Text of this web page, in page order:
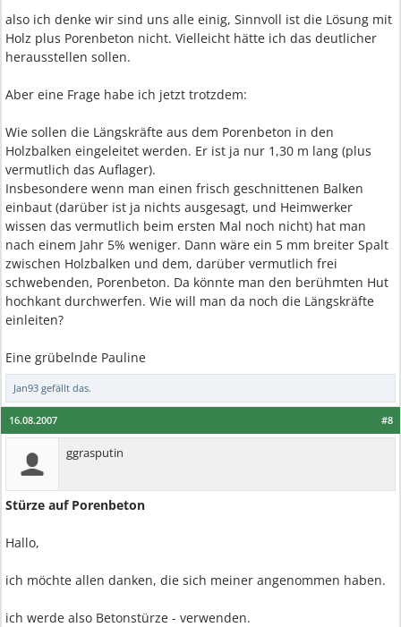
also ich denke wir sind uns alle einig, Sinnvoll ist die Lösung mit
Holz plus Porenbeton nicht. Vielleicht hätte ich das deutlicher
herausstellen sollen.
Aber eine Frage habe ich jetzt trotzdem:
Wie sollen die Längskräfte aus dem Porenbeton in den
Holzbalken eingeleitet werden. Er ist ja nur 1,30 m lang (plus
vermutlich das Auflager).
Insbesondere wenn man einen frisch geschnittenen Balken
einbaut (darüber ist ja nichts ausgesagt, und Heimwerker
wissen das vermutlich beim ersten Mal noch nicht) hat man
nach einem Jahr 5% weniger. Dann wäre ein 5 mm breiter Spalt
zwischen Holzbalken und dem, darüber vermutlich frei
schwebenden, Porenbeton. Da könnte man den berühmten Hut
hochkant durchwerfen. Wie will man da noch die Längskräfte
einleiten?
Eine grübelnde Pauline
Jan93 gefällt das.
#8
16.08.2007
ggrasputin
Stürze auf Porenbeton
Hallo,
ich möchte allen danken, die sich meiner angenommen haben.
ich werde also Betonstürze - verwenden.